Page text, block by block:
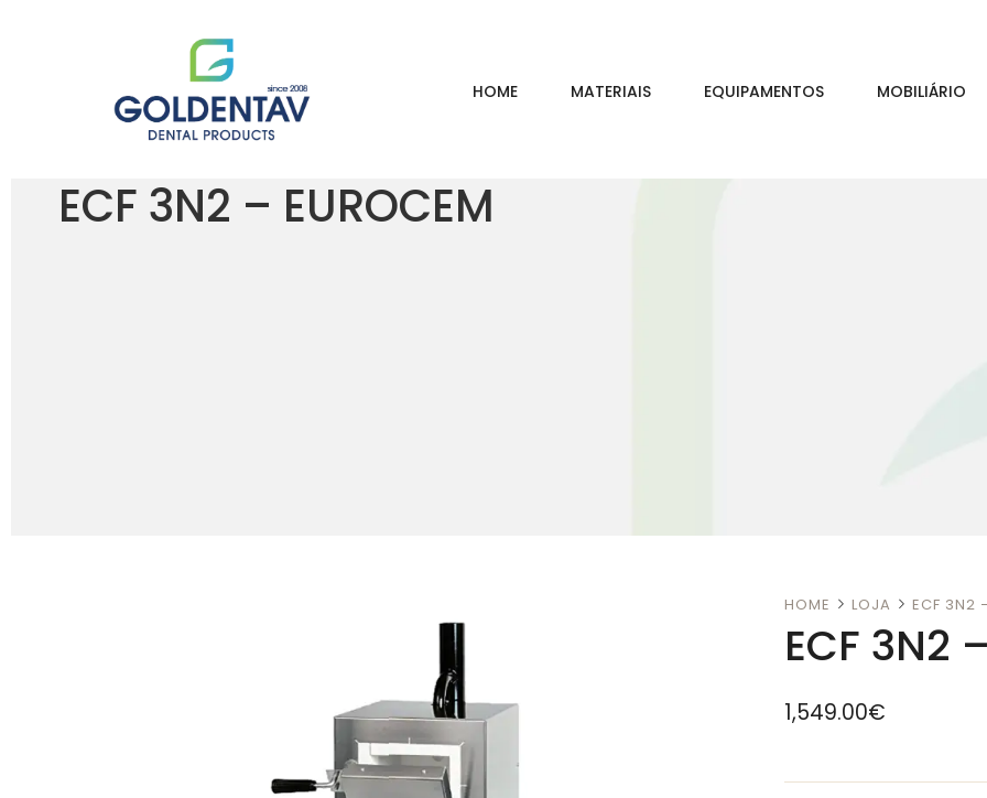
HOME MATERIAIS EQUIPAMENTOS MOBILIÁRIO
ECF 3N2 – EUROCEM
HOME LOJA ECF 3N2
ECF 3N2
1,549.00€